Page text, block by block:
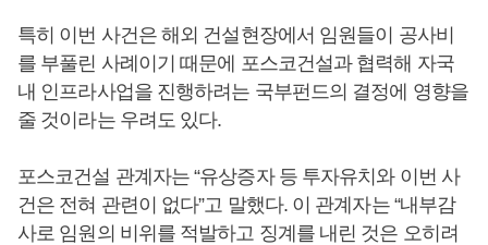
특히 이번 사건은 해외 건설현장에서 임원들이 공사비
를 부풀린 사례이기 때문에 포스코건설과 협력해 자국
내 인프라사업을 진행하려는 국부펀드의 결정에 영향을
줄 것이라는 우려도 있다.
포스코건설 관계자는 “유상증자 등 투자유치와 이번 사
건은 전혀 관련이 없다”고 말했다. 이 관계자는 “내부감
사로 임원의 비위를 적발하고 징계를 내린 것은 오히려